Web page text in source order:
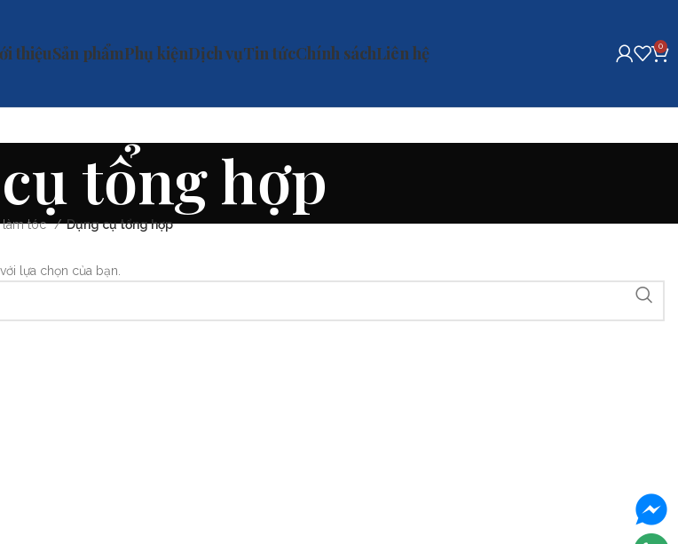
thiệuSản phẩmPhụ kiệnDịch vụTin tứcChính sáchLiên hệ 0
tổng hợp
làm tóc Dụng cụ tổng hợp
lựa chọn của bạn.